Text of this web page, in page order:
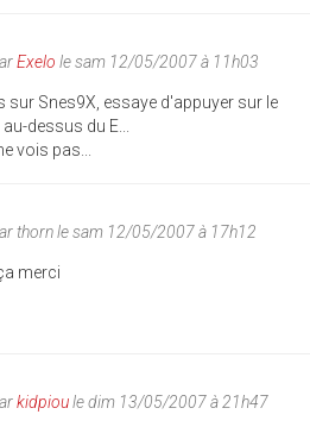
Exelo le sam 12/05/2007 à 11h03
sur Snes9X, essaye d'appuyer sur le
dessus du E...
vois pas...
thornle sam 12/05/2007 à 17h12
merci
kidpioule dim 13/05/2007 à 21h47